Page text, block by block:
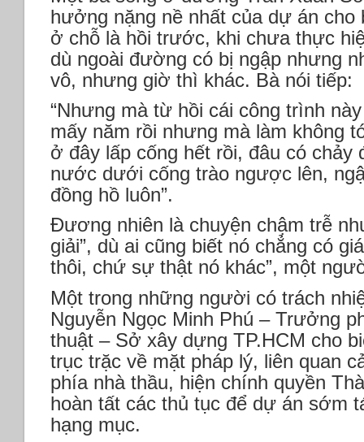
hưởng nặng nề nhất của dự án cho
ở chỗ là hồi trước, khi chưa thực
dù ngoài đường có bị ngập nhưng
vô, nhưng giờ thì khác. Bà nói tiếp:
“Nhưng mà từ hồi cái công trình
mấy năm rồi nhưng mà làm không
ở đây lấp cống hết rồi, đâu có
nước dưới cống trào ngược lên,
đồng hồ luôn”.
Đương nhiên là chuyện chậm trễ
giải”, dù ai cũng biết nó chẳng có
thôi, chứ sự thật nó khác”, một
Một trong những người có trách
Nguyễn Ngọc Minh Phú – Trưởng
thuật – Sở xây dựng TP.HCM cho
trục trặc về mặt pháp lý, liên quan
phía nhà thầu, hiện chính quyền
hoàn tất các thủ tục để dự án sớm
hạng mục.